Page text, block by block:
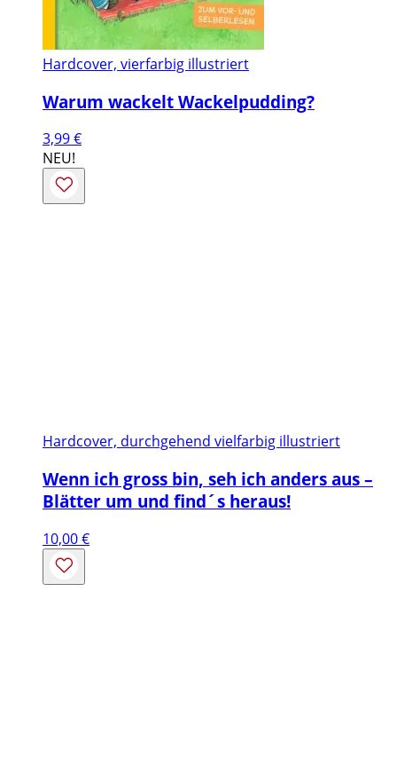
Hardcover, vierfarbig illustriert
Warum wackelt Wackelpudding?
3,99€
NEU!
Hardcover, durchgehend vielfarbig illustriert
Wenn ich gross bin, seh ich anders aus –
Blätter um und find´s heraus!
10,00€